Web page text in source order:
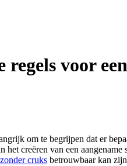
voor
om te begrijpen dat er
het creëren van een
cruks betrouwbaar kan